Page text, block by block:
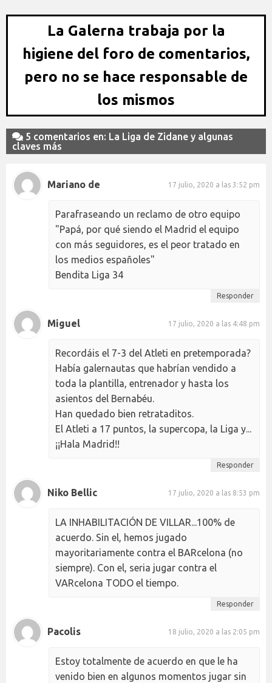
La Galerna trabaja por la
higiene del foro de comentarios,
pero no se hace responsable de
los mismos
5 comentarios en: La Liga de Zidane y algunas
claves más
Mariano de 17 julio, 2020 a las 3:52 pm
Parafraseando un reclamo de otro equipo
"Papá, por qué siendo el Madrid el equipo
con más seguidores, es el peor tratado en
los medios españoles"
Bendita Liga 34
Responder
Miguel 17 julio, 2020 a las 4:48 pm
Recordáis el 7-3 del Atleti en pretemporada?
Había galernautas que habrían vendido a
toda la plantilla, entrenador y hasta los
asientos del Bernabéu.
Han quedado bien retrataditos.
El Atleti a 17 puntos, la supercopa, la Liga y...
¡¡Hala Madrid!!
Responder
Niko Bellic 17 julio, 2020 a las 8:53 pm
LA INHABILITACIÓN DE VILLAR...100% de
acuerdo. Sin el, hemos jugado
mayoritariamente contra el BARcelona (no
siempre). Con el, seria jugar contra el
VARcelona TODO el tiempo.
Responder
Pacolis 18 julio, 2020 a las 2:05 pm
Estoy totalmente de acuerdo en que le ha
venido bien en algunos momentos jugar sin